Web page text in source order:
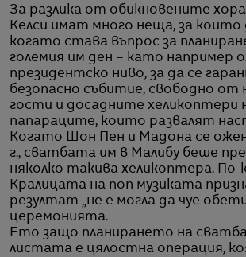
За разлика от обикновените
Келси имат много неща, за които
когато става въпрос за
големия им ден – като например
президентско ниво, за да се
безопасно събитие, свободно от
гости и досадните хеликоптери
папараците, които развалят
Когато Шон Пен и Мадона се
г., сватбата им в Малибу беше
няколко такива хеликоптера. По-
Кралицата на поп музиката
резултат „не е могла да чуе
церемонията.
Ето защо планирането на
листата е цялостна операция,